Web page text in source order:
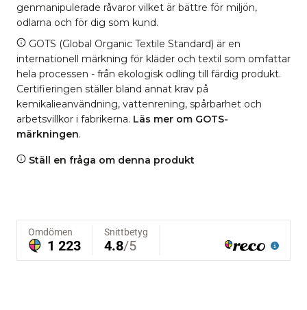
genmanipulerade råvaror vilket är bättre för miljön,
odlarna och för dig som kund.
GOTS (Global Organic Textile Standard) är en
internationell märkning för kläder och textil som omfattar
hela processen - från ekologisk odling till färdig produkt.
Certifieringen ställer bland annat krav på
kemikalieanvändning, vattenrening, spårbarhet och
arbetsvillkor i fabrikerna. Läs mer om GOTS-
märkningen.
Ställ en fråga om denna produkt